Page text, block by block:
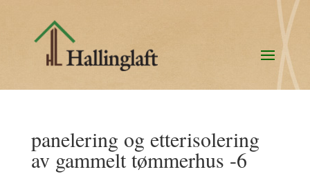
panelering og etterisolering
av gammelt tømmerhus -6